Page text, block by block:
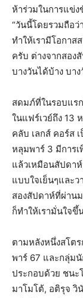
ห้าร่วมในการแข่
“วันนี้โดยรวมถือว่
ทำให้เรามีโอกาส
ครับ ต่างจากสอง
บางวันได้บ้าง บา
สดมภ์ที่ในรอบแร
ในแฟร์เวย์ถึง 13
คลับ เลกส์ คอร์ส
หลุมพาร์ 3 มีการเ
แล้วเหมือนสัปดาห์
แบบใจเย็นๆและ
สองสัปดาห์ที่ผ่าน
ก็ทำให้เรามั่นใจขึ้
ตามหลังหนึ่งสโต
พาร์ 67 และกลุ่ม
ประกอบด้วย ชนะ
มาโมโต้, อติรุจ วิ